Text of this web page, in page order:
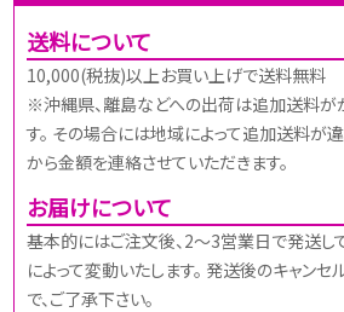
送料について
10,000(税抜)以上お買い上げで送料無料
※沖縄県、離島などへの出荷は追加送料が
す。 その場合には地域によって追加送料が
から金額を連絡させていただきます。
お届けについて
基本的にはご注文後、2～3営業日で発送し
によって変動いたします。 発送後のキャン
で、ご了承下さい。